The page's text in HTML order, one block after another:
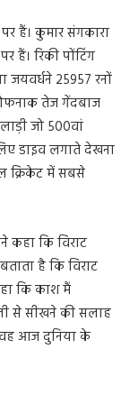
हैं। कुमार संगकारा
हैं। रिकी पोंटिंग
जयवर्धने 25957 रनों
तेज गेंदबाज
जो 500वां
डाइव लगाते देखना
क्रिकेट में सबसे
कहा कि विराट
है कि विराट
कि काश मैं
से सीखने की सलाह
वह आज दुनिया के